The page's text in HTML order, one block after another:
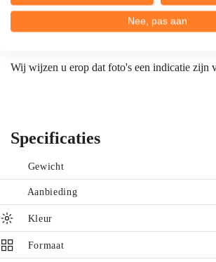
door verschillende behandelingen én het
kans om door te komen. Dat maakt ons Kera
Wij wijzen u erop dat foto's een indicatie zijn
Specificaties
Gewicht
Aanbieding
Kleur
Formaat
Nee, pas aan